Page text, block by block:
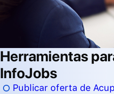
Herramientas
InfoJobs
Publicar oferta de